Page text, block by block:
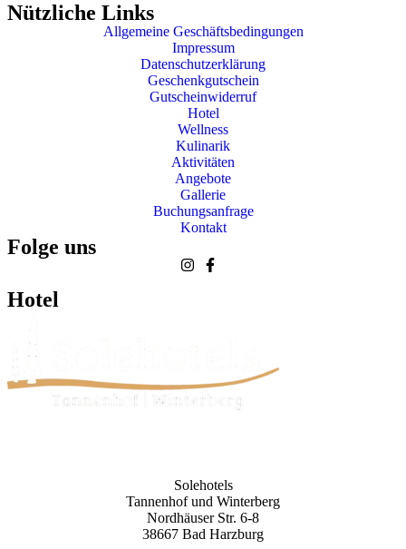
Nützliche Links
Allgemeine Geschäftsbedingungen
Impressum
Datenschutzerklärung
Geschenkgutschein
Gutscheinwiderruf
Hotel
Wellness
Kulinarik
Aktivitäten
Angebote
Gallerie
Buchungsanfrage
Kontakt
Folge uns
Hotel
Solehotels
Tannenhof und Winterberg
Nordhäuser Str. 6-8
38667 Bad Harzburg